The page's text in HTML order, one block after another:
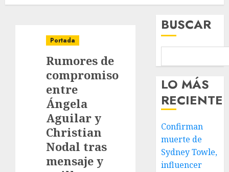
Portada
Rumores de
compromiso
entre
Ángela
Aguilar y
Christian
Nodal tras
mensaje y
BUSCAR
LO MÁS
RECIENTE
Confirman
muerte de
Sydney Towle,
influencer